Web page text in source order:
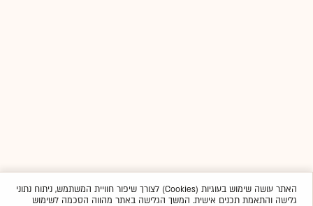
האתר עושה שימוש בעוגיות (Cookies) לצורך שיפור חוויית המשתמש, ניתוח נתוני
גלישה והתאמת תכנים אישית. המשך הגלישה באתר מהווה הסכמה לשימוש